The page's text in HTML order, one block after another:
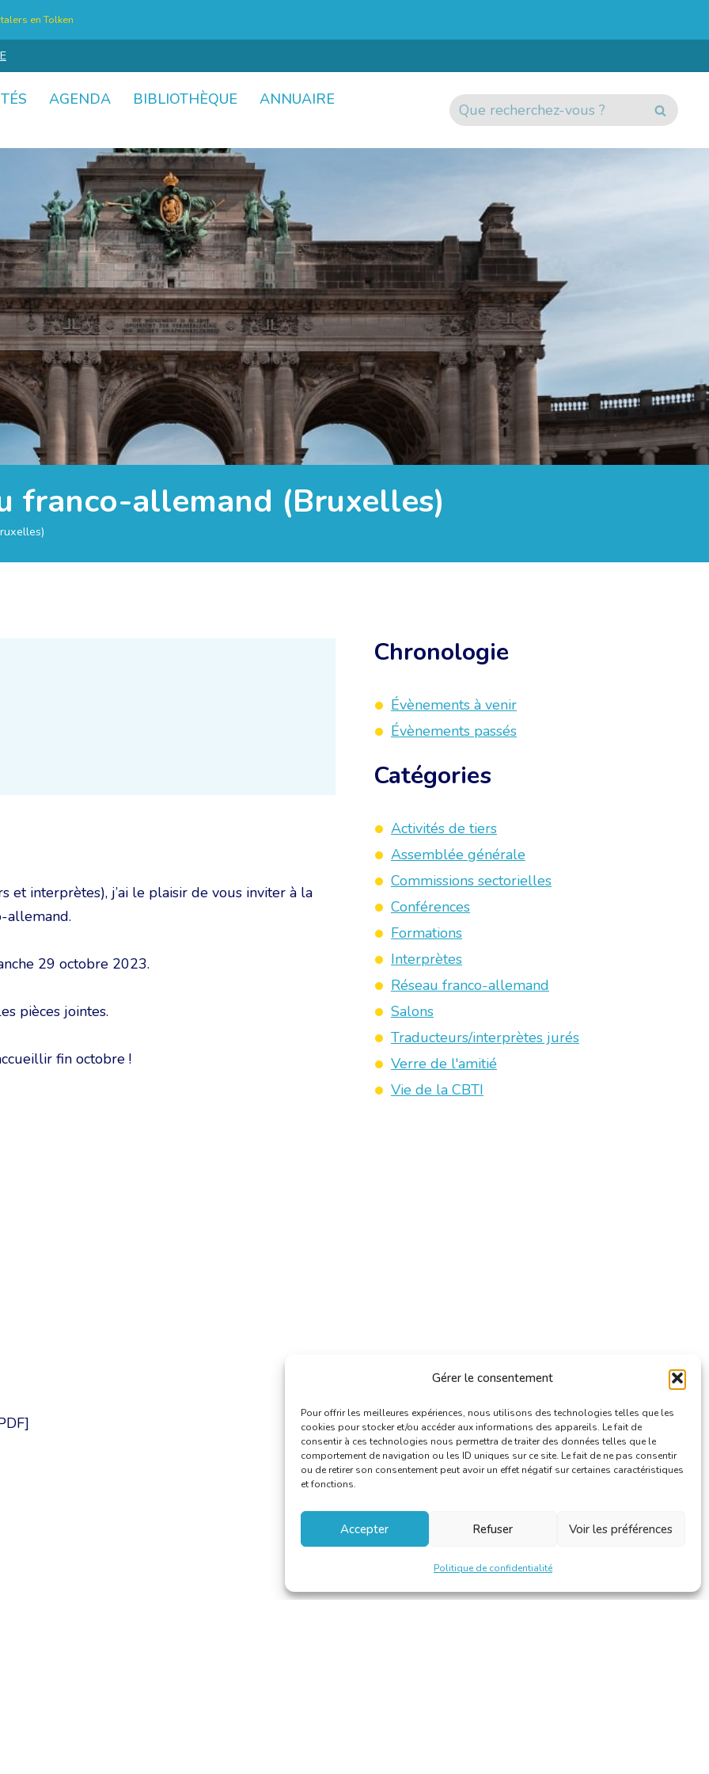
Gérer le consentement
Pour offrir les meilleures expériences, nous utilisons des technologies telles que les
cookies pour stocker et/ou accéder aux informations des appareils. Le fait de
consentir à ces technologies nous permettra de traiter des données telles que le
comportement de navigation ou les ID uniques sur ce site. Le fait de ne pas consentir
ou de retirer son consentement peut avoir un effet négatif sur certaines caractéristiques
et fonctions.
Accepter Refuser Voir les préférences
Politique de confidentialité
en Tolken
AGENDA BIBLIOTHÈQUE
ANNUAIRE
franco-allemand (Bruxelles)
interprètes), j’ai le plaisir de vous inviter à la
allemand.
29 octobre 2023.
pièces jointes.
fin octobre !
Chronologie
Évènements à venir
Évènements passés
Catégories
Activités de tiers
Assemblée générale
Commissions sectorielles
Conférences
Formations
Interprètes
Réseau franco-allemand
Salons
Traducteurs/interprètes jurés
Verre de l'amitié
Vie de la CBTI